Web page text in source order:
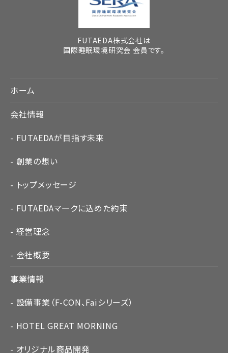
FUTAEDA株式会社は
国際睡眠環境研究会 会員です。
ホーム
会社情報
FUTAEDAが目指す未来
創業の想い
トップメッセージ
FUTAEDAマークに込めた約束
経営理念
会社概要
事業情報
設備事業（F-CON、Faiシリーズ）
HOTEL GREAT MORNING
オリジナル商品開発